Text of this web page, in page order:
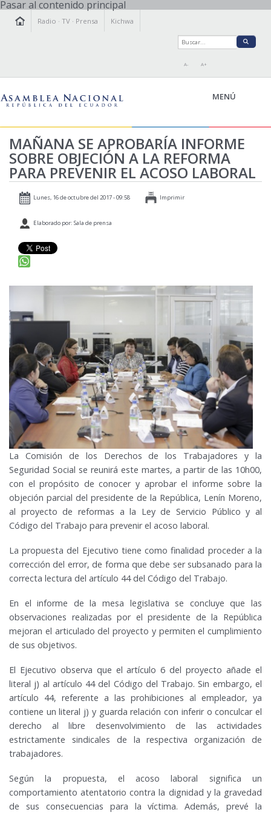
Pasar al contenido principal
Radio ·TV · Prensa Kichwa
A- A+
MENÚ
LA ASAMBLEA
LEGISLAMOS
FISCALIZAMOS
PRENSA
PARTICIPACIÓN
RELACIONES INTERNACIONALES
AGENDA
MAÑANA SE APROBARÍA INFORME
SOBRE OBJECIÓN A LA REFORMA
PARA PREVENIR EL ACOSO LABORAL
Lunes, 16 de octubre del 2017 - 09:58 Imprimir
Elaborado por: Sala de prensa
La Comisión de los Derechos de los Trabajadores y la
Seguridad Social se reunirá este martes, a partir de las 10h00,
con el propósito de conocer y aprobar el informe sobre la
objeción parcial del presidente de la República, Lenín Moreno,
al proyecto de reformas a la Ley de Servicio Público y al
Código del Trabajo para prevenir el acoso laboral.
La propuesta del Ejecutivo tiene como finalidad proceder a la
corrección del error, de forma que debe ser subsanado para la
correcta lectura del artículo 44 del Código del Trabajo.
En el informe de la mesa legislativa se concluye que las
observaciones realizadas por el presidente de la República
mejoran el articulado del proyecto y permiten el cumplimiento
de sus objetivos.
El Ejecutivo observa que el artículo 6 del proyecto añade el
literal j) al artículo 44 del Código del Trabajo. Sin embargo, el
artículo 44, referente a las prohibiciones al empleador, ya
contiene un literal j) y guarda relación con inferir o conculcar el
derecho al libre desenvolvimiento de las actividades
estrictamente sindicales de la respectiva organización de
trabajadores.
Según la propuesta, el acoso laboral significa un
comportamiento atentatorio contra la dignidad y la gravedad
de sus consecuencias para la víctima. Además, prevé la